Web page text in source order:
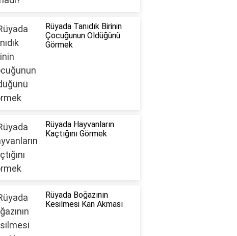
Rüyada Tanıdık Birinin
Çocuğunun Öldüğünü
Görmek
Rüyada Hayvanların
Kaçtığını Görmek
Rüyada Boğazının
Kesilmesi Kan Akması